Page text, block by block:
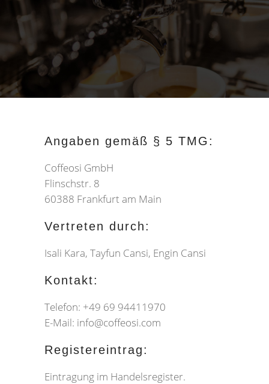
Angaben gemäß § 5 TMG:
Coffeosi GmbH
Flinschstr. 8
60388 Frankfurt am Main
Vertreten durch:
Isali Kara, Tayfun Cansi, Engin Cansi
Kontakt:
Telefon: +49 69 94411970
E-Mail: info@coffeosi.com
Registereintrag:
Eintragung im Handelsregister.